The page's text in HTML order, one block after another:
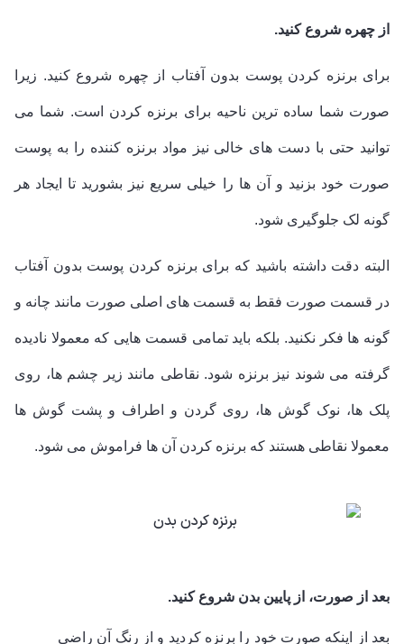
از چهره شروع کنید.
برای برنزه کردن پوست بدون آفتاب از چهره شروع کنید. زیرا
صورت شما ساده ترین ناحیه برای برنزه کردن است. شما می
توانید حتی با دست های خالی نیز مواد برنزه کننده را به پوست
صورت خود بزنید و آن ها را خیلی سریع نیز بشورید تا ایجاد هر
گونه لک جلوگیری شود.
البته دقت داشته باشید که برای برنزه کردن پوست بدون آفتاب
در قسمت صورت فقط به قسمت های اصلی صورت مانند چانه و
گونه ها فکر نکنید. بلکه باید تمامی قسمت هایی که معمولا نادیده
گرفته می شوند نیز برنزه شود. نقاطی مانند زیر چشم ها، روی
پلک ها، نوک گوش ها، روی گردن و اطراف و پشت گوش ها
معمولا نقاطی هستند که برنزه کردن آن ها فراموش می شود.
بعد از صورت، از پایین بدن شروع کنید.
بعد از اینکه صورت خود را برنزه کردید و از رنگ آن راضی